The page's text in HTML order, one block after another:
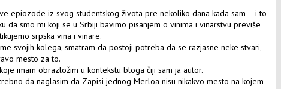
epiozode iz svog studentskog života pre nekoliko dana kada sam – i to
da smo mi koji se u Srbiji bavimo pisanjem o vinima i vinarstvu previše
srpska vina i vinare.
svojih kolega, smatram da postoji potreba da se razjasne neke stvari,
mesto za to.
imam obrazložim u kontekstu bloga čiji sam ja autor.
da naglasim da Zapisi jednog Merloa nisu nikakvo mesto na kojem